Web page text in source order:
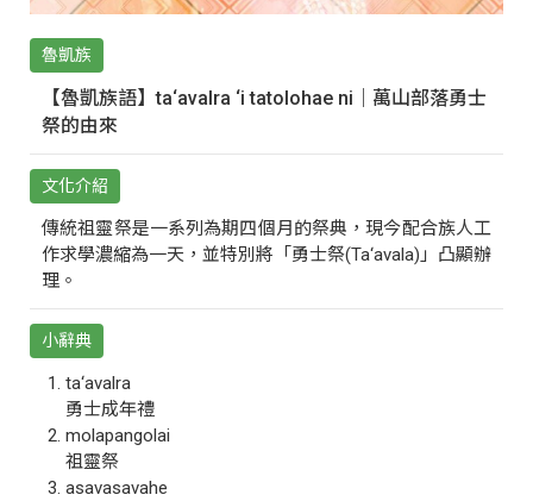
魯凱族
【魯凱族語】ta‘avalra ‘i tatolohae ni｜萬山部落勇士
祭的由來
文化介紹
傳統祖靈祭是一系列為期四個月的祭典，現今配合族人工
作求學濃縮為一天，並特別將「勇士祭(Ta‘avala)」凸顯辦
理。
小辭典
ta‘avalra
勇士成年禮
molapangolai
祖靈祭
asavasavahe